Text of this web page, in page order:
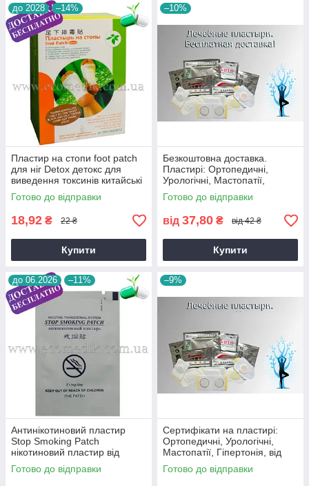
до 2028 –14%
Пластир на стопи foot patch
для ніг Detox детокс для
виведення токсинів китайські
Bang De Li відгуки свіжий
термін до 2028 року
Готово до відправки
18,92 ₴ 22 ₴
Купити
–10%
Безкоштовна доставка.
Пластирі: Ортопедичні,
Урологічні, Мастопатії,
Гіпертонія, від Геморою та ін.
Готово до відправки
від 37,80 ₴ від 42 ₴
Купити
до 06.2026 –11%
Антинікотиновий пластир
Stop Smoking Patch
нікотиновий пластир від
куріння легкий спосіб кинути
курити
Готово до відправки
–9%
Сертифікати на пластирі:
Ортопедичні, Урологічні,
Мастопатії, Гіпертонія, від
Геморою, Антиникотиновые.
Готово до відправки